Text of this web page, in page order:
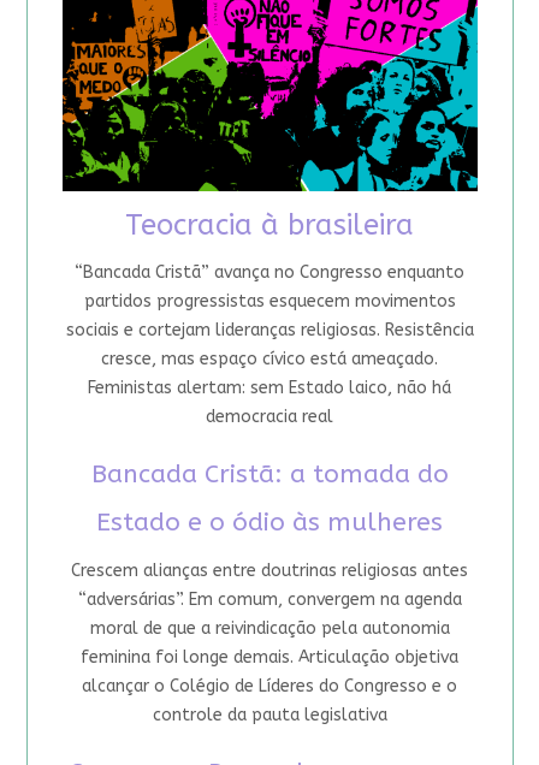
Teocracia à brasileira
“Bancada Cristã” avança no Congresso enquanto
partidos progressistas esquecem movimentos
sociais e cortejam lideranças religiosas. Resistência
cresce, mas espaço cívico está ameaçado.
Feministas alertam: sem Estado laico, não há
democracia real
Bancada Cristã: a tomada do
Estado e o ódio às mulheres
Crescem alianças entre doutrinas religiosas antes
“adversárias”. Em comum, convergem na agenda
moral de que a reivindicação pela autonomia
feminina foi longe demais. Articulação objetiva
alcançar o Colégio de Líderes do Congresso e o
controle da pauta legislativa